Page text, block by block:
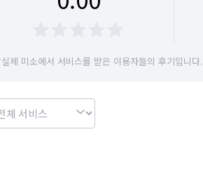
제 미소에서 서비스를 받은 이용자들의 후기입니다.